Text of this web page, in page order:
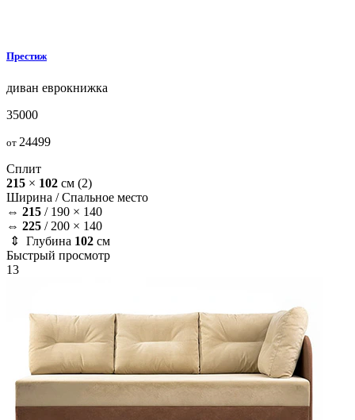
Престиж
диван еврокнижка
35000
от 24499
Сплит
215 × 102 см (2)
Ширина /Спальное место
⇔ 215 / 190 × 140
⇔ 225 / 200 × 140
⇕ Глубина 102 см
Быстрый просмотр
13